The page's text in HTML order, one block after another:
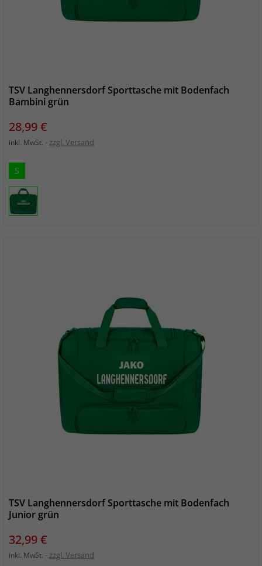
TSV Langhennersdorf Sporttasche mit Bodenfach
Bambini grün
Preis
28,99 €
inkl. MwSt. zzgl. Versand
S
TSV Langhennersdorf Sporttasche mit Bodenfach
Junior grün
Preis
32,99 €
inkl. MwSt. zzgl. Versand